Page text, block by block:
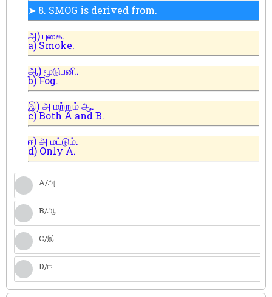
➤ 8. SMOG is derived from.
அ) புகை.
a) Smoke.
ஆ) மூடுபனி.
b) Fog.
இ) அ மற்றும் ஆ.
c) Both A and B.
ஈ) அ மட்டும்.
d) Only A.
A/அ
B/ஆ
C/இ
D/ஈ